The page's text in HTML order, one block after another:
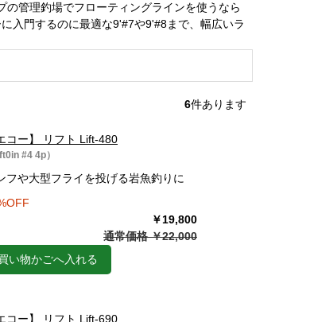
管理釣場でフローティングラインを使うなら
入門するのに最適な9'#7や9'#8まで、幅広いラ
6件あります
コー】 リフト Lift-480
#4 4p）
フや大型フライを投げる岩魚釣りに
￥19,800
通常価格 ￥22,000
い物かごへ入れる
コー】 リフト Lift-690